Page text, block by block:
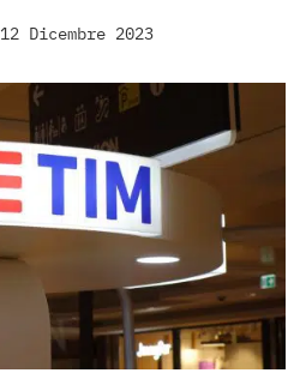
12 Dicembre 2023